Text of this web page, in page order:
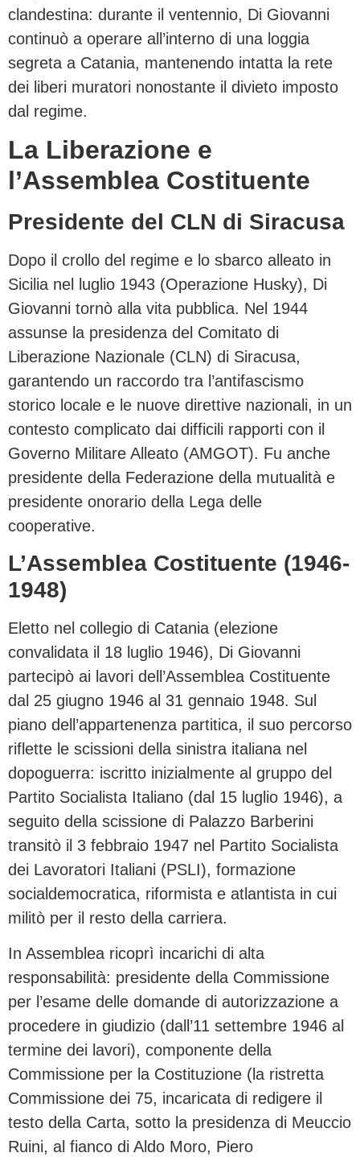
clandestina: durante il ventennio, Di Giovanni
continuò a operare all’interno di una loggia
segreta a Catania, mantenendo intatta la rete
dei liberi muratori nonostante il divieto imposto
dal regime.
La Liberazione e
l’Assemblea Costituente
Presidente del CLN di Siracusa
Dopo il crollo del regime e lo sbarco alleato in
Sicilia nel luglio 1943 (Operazione Husky), Di
Giovanni tornò alla vita pubblica. Nel 1944
assunse la presidenza del Comitato di
Liberazione Nazionale (CLN) di Siracusa,
garantendo un raccordo tra l’antifascismo
storico locale e le nuove direttive nazionali, in un
contesto complicato dai difficili rapporti con il
Governo Militare Alleato (AMGOT). Fu anche
presidente della Federazione della mutualità e
presidente onorario della Lega delle
cooperative.
L’Assemblea Costituente (1946-
1948)
Eletto nel collegio di Catania (elezione
convalidata il 18 luglio 1946), Di Giovanni
partecipò ai lavori dell’Assemblea Costituente
dal 25 giugno 1946 al 31 gennaio 1948. Sul
piano dell’appartenenza partitica, il suo percorso
riflette le scissioni della sinistra italiana nel
dopoguerra: iscritto inizialmente al gruppo del
Partito Socialista Italiano (dal 15 luglio 1946), a
seguito della scissione di Palazzo Barberini
transitò il 3 febbraio 1947 nel Partito Socialista
dei Lavoratori Italiani (PSLI), formazione
socialdemocratica, riformista e atlantista in cui
militò per il resto della carriera.
In Assemblea ricoprì incarichi di alta
responsabilità: presidente della Commissione
per l’esame delle domande di autorizzazione a
procedere in giudizio (dall’11 settembre 1946 al
termine dei lavori), componente della
Commissione per la Costituzione (la ristretta
Commissione dei 75, incaricata di redigere il
testo della Carta, sotto la presidenza di Meuccio
Ruini, al fianco di Aldo Moro, Piero